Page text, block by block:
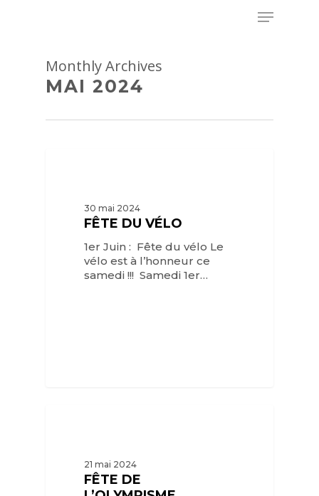
Menu
Monthly Archives
MAI 2024
30 mai 2024
FÊTE DU VÉLO
1er Juin : Fête du vélo Le
vélo est à l’honneur ce
samedi !!! Samedi 1er…
21 mai 2024
FÊTE DE